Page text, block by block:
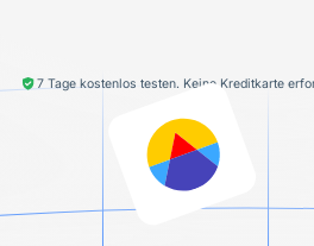
7 Tage kostenlos testen. Keine Kreditkarte